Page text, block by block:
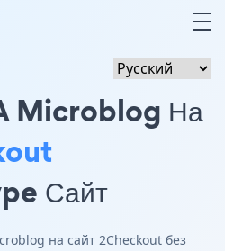
Microblog На
Сайт
на сайт 2Checkout без